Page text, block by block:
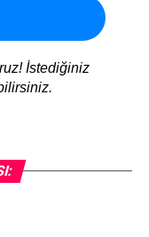
İstediğiniz